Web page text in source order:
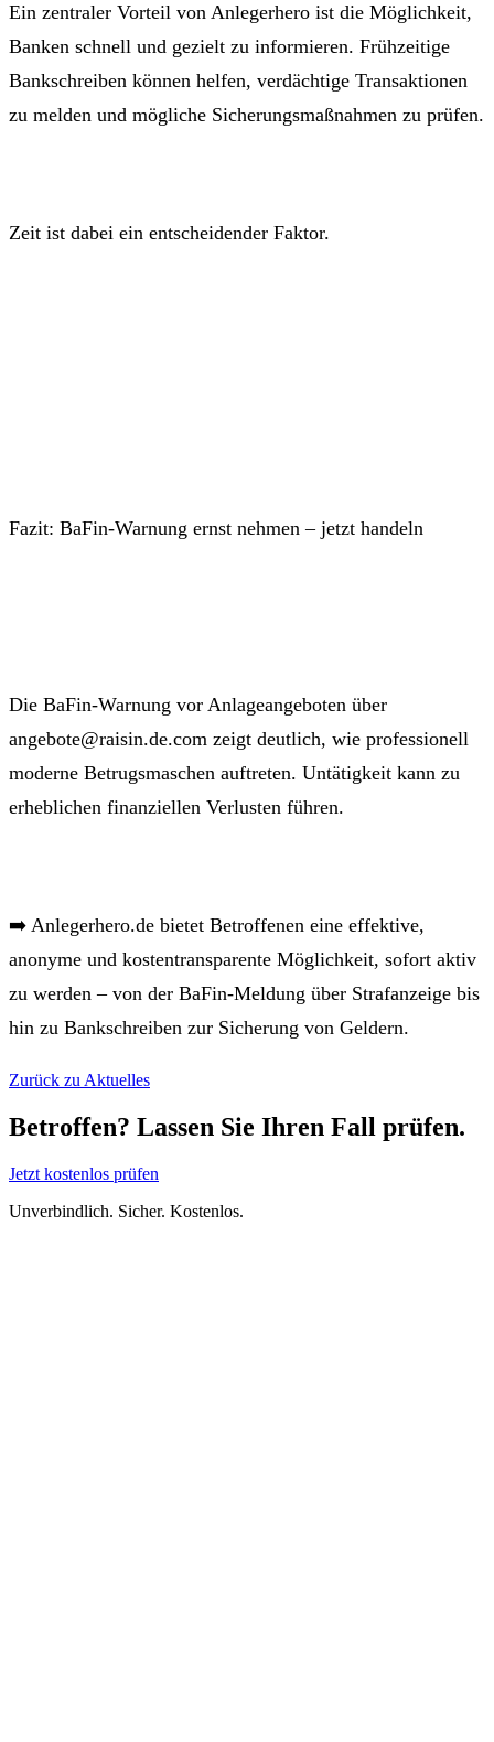
Ein zentraler Vorteil von Anlegerhero ist die Möglichkeit,
Banken schnell und gezielt zu informieren. Frühzeitige
Bankschreiben können helfen, verdächtige Transaktionen
zu melden und mögliche Sicherungsmaßnahmen zu prüfen.
Zeit ist dabei ein entscheidender Faktor.
Fazit: BaFin-Warnung ernst nehmen – jetzt handeln
Die BaFin-Warnung vor Anlageangeboten über
angebote@raisin.de.com zeigt deutlich, wie professionell
moderne Betrugsmaschen auftreten. Untätigkeit kann zu
erheblichen finanziellen Verlusten führen.
➡️ Anlegerhero.de bietet Betroffenen eine effektive,
anonyme und kostentransparente Möglichkeit, sofort aktiv
zu werden – von der BaFin-Meldung über Strafanzeige bis
hin zu Bankschreiben zur Sicherung von Geldern.
Zurück zu Aktuelles
Betroffen? Lassen Sie Ihren Fall prüfen.
Jetzt kostenlos prüfen
Unverbindlich. Sicher. Kostenlos.